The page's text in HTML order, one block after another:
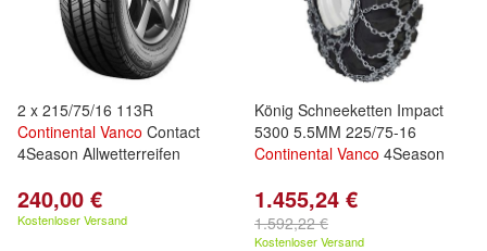
2 x 215/75/16 113R
Continental Vanco Contact
4Season Allwetterreifen
240,00 €
Kostenloser Versand
König Schneeketten Impact
5300 5.5MM 225/75-16
Continental Vanco 4Season
1.455,24 €
1.592,22 €
Kostenloser Versand